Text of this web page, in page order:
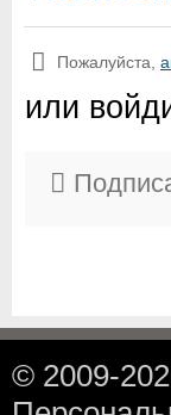
Пожалуйста,
или
© 2009-